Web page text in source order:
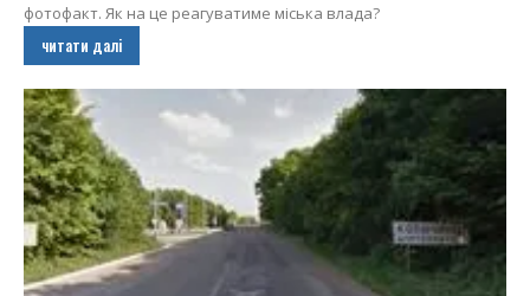
фотофакт. Як на це реагуватиме міська влада?
читати далі